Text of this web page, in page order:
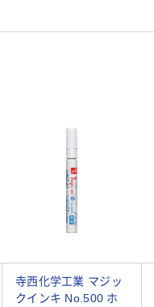
寺西化学工業 マジッ
クインキ No.500 ホ